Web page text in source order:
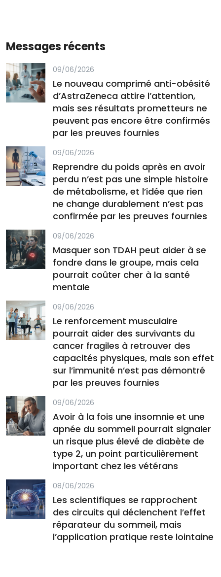
Messages récents
09/06/2026
Le nouveau comprimé anti-obésité
d’AstraZeneca attire l’attention,
mais ses résultats prometteurs ne
peuvent pas encore être confirmés
par les preuves fournies
09/06/2026
Reprendre du poids après en avoir
perdu n’est pas une simple histoire
de métabolisme, et l’idée que rien
ne change durablement n’est pas
confirmée par les preuves fournies
09/06/2026
Masquer son TDAH peut aider à se
fondre dans le groupe, mais cela
pourrait coûter cher à la santé
mentale
09/06/2026
Le renforcement musculaire
pourrait aider des survivants du
cancer fragiles à retrouver des
capacités physiques, mais son effet
sur l’immunité n’est pas démontré
par les preuves fournies
09/06/2026
Avoir à la fois une insomnie et une
apnée du sommeil pourrait signaler
un risque plus élevé de diabète de
type 2, un point particulièrement
important chez les vétérans
08/06/2026
Les scientifiques se rapprochent
des circuits qui déclenchent l’effet
réparateur du sommeil, mais
l’application pratique reste lointaine